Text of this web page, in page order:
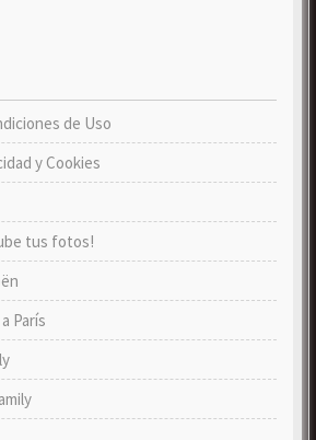
de Uso
y Cookies
tus fotos!
París